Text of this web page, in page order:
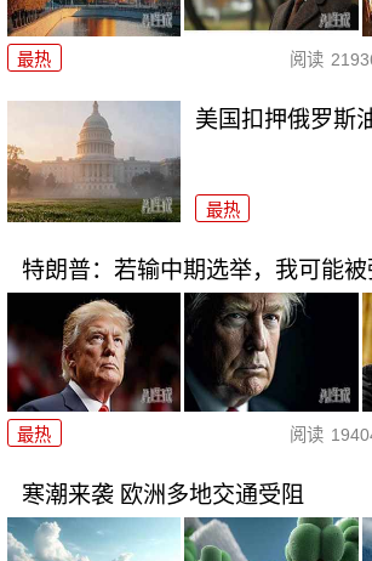
最热 阅读
美国扣押俄罗斯
最热
特朗普：若输中期选举，我可能被
最热 阅读
寒潮来袭 欧洲多地交通受阻